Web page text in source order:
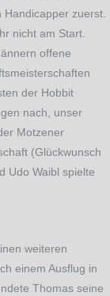
Handicapper zuerst.
nicht am Start.
offene
der Hobbit
nach, unser
Motzener
(Glückwunsch
Udo Waibl spielte
weiteren
einem Ausflug in
Thomas seine